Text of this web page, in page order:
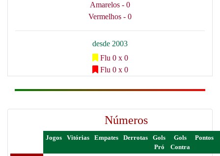
Amarelos - 0
Vermelhos - 0
desde 2003
Flu 0 x 0
Flu 0 x 0
Números
Jogos Vitórias Empates Derrotas
Gols
Pró
Gols
Contra
Pontos